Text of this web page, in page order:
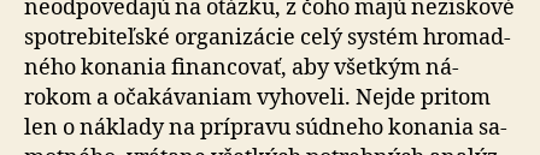
ne­od­po­ve­dajú na otázku, z čoho majú ne­ziskové
spotre­bi­teľské or­ga­ni­zácie celý systém hro­mad­
ného konania fi­nan­covať, aby všetkým ná­
rokom a oča­ká­va­niam vy­ho­veli. Nejde pri­tom
len o náklady na prí­pravu súdneho ko­na­nia sa­